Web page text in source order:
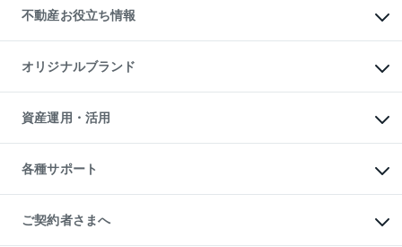
貸すガイド
事業用不動産
マンション投資
投資用マンション
アパート経営
収益物件
ビル購入（ビル一棟）
投資用不動産の売却査定
事業用不動産の売却査定
不動産お役立ち情報
マンションライブラリー
人気マンションランキング
暮らしに役立つ不動産メディア
不動産相場・不動産価格情報
不動産コラム・ニュース
不動産用語集
不動産なんでもネット相談室
住まいの税金
オリジナルブランド
一棟リノベーションマンション
L`GENTE（ルジェンテ）
区分リノベーションマンション
投資用一棟レジデンスWELL
不動産小口投資
LEGACIA（レガシア）
資産運用・活用
不動産M&A
アセットマネジメント・出資
各種サポート
相続サポート
リフォームサポート
ご契約者さまへ